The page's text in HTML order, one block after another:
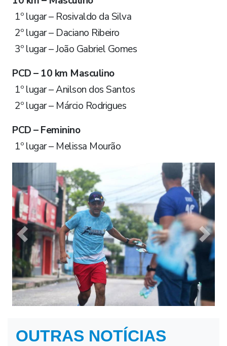
1º lugar – Rosivaldo da Silva
2º lugar – Daciano Ribeiro
3º lugar – João Gabriel Gomes
PCD – 10 km Masculino
1º lugar – Anilson dos Santos
2º lugar – Márcio Rodrigues
PCD – Feminino
1º lugar – Melissa Mourão
Previous Next
OUTRAS NOTÍCIAS